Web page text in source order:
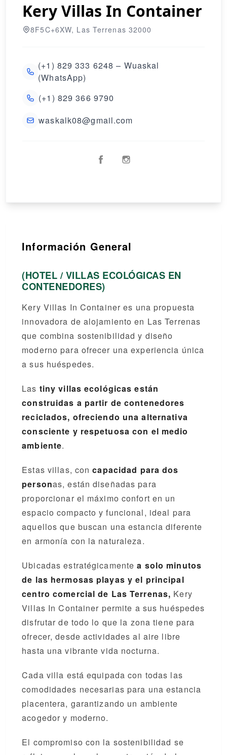
Kery Villas In Container
8F5C+6XW, Las Terrenas 32000
(+1) 829 333 6248 – Wuaskal
(WhatsApp)
(+1) 829 366 9790
waskalk08@gmail.com
Información General
(HOTEL / VILLAS ECOLÓGICAS EN
CONTENEDORES)
Kery Villas In Container es una propuesta
innovadora de alojamiento en Las Terrenas
que combina sostenibilidad y diseño
moderno para ofrecer una experiencia única
a sus huéspedes.
Las tiny villas ecológicas están
construidas a partir de contenedores
reciclados, ofreciendo una alternativa
consciente y respetuosa con el medio
ambiente.
Estas villas, concapacidad para dos
personas, están diseñadas para
proporcionar el máximo confort en un
espacio compacto y funcional, ideal para
aquellos que buscan una estancia diferente
en armonía con la naturaleza.
Ubicadas estratégicamente a solo minutos
de las hermosas playas y el principal
centro comercial de Las Terrenas, Kery
Villas In Container permite a sus huéspedes
disfrutar de todo lo que la zona tiene para
ofrecer, desde actividades al aire libre
hasta una vibrante vida nocturna.
Cada villa está equipada con todas las
comodidades necesarias para una estancia
placentera, garantizando un ambiente
acogedor y moderno.
El compromiso con la sostenibilidad se